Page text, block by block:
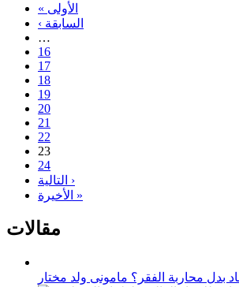
« الأولى
‹ السابقة
…
16
17
18
19
20
21
22
23
24
التالية ›
الأخيرة »
مقالات
بدل محاربة الفقر؟ مامونى ولد مختار